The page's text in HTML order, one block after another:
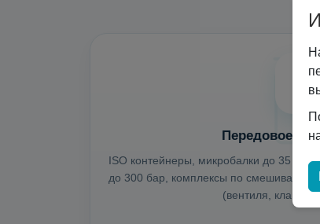
Передовое
ISO контейнеры, микробалки до 35
до 300 бар, комплексы по смешиванию
(вентиля,